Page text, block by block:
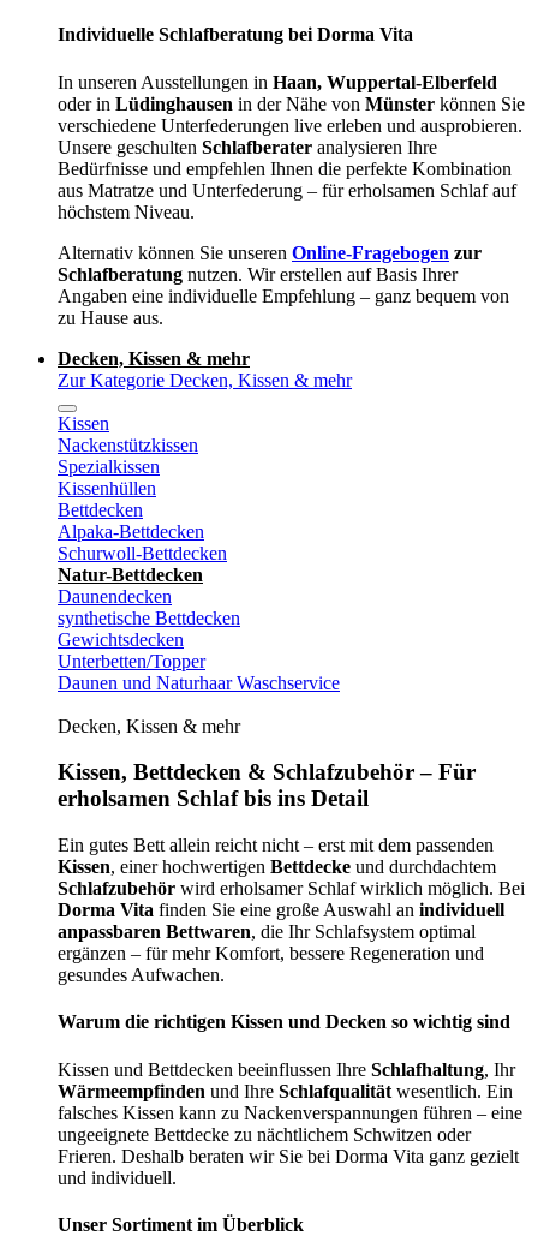
Individuelle Schlafberatung bei Dorma Vita
In unseren Ausstellungen in Haan, Wuppertal-Elberfeld
oder in Lüdinghausen in der Nähe von Münster können Sie
verschiedene Unterfederungen live erleben und ausprobieren.
Unsere geschulten Schlafberater analysieren Ihre
Bedürfnisse und empfehlen Ihnen die perfekte Kombination
aus Matratze und Unterfederung – für erholsamen Schlaf auf
höchstem Niveau.
Alternativ können Sie unseren Online-Fragebogen zur
Schlafberatung nutzen. Wir erstellen auf Basis Ihrer
Angaben eine individuelle Empfehlung – ganz bequem von
zu Hause aus.
Decken, Kissen & mehr
Zur Kategorie Decken, Kissen & mehr
Kissen
Nackenstützkissen
Spezialkissen
Kissenhüllen
Bettdecken
Alpaka-Bettdecken
Schurwoll-Bettdecken
Natur-Bettdecken
Daunendecken
synthetische Bettdecken
Gewichtsdecken
Unterbetten/Topper
Daunen und Naturhaar Waschservice
Decken, Kissen & mehr
Kissen, Bettdecken & Schlafzubehör – Für
erholsamen Schlaf bis ins Detail
Ein gutes Bett allein reicht nicht – erst mit dem passenden
Kissen, einer hochwertigen Bettdecke und durchdachtem
Schlafzubehör wird erholsamer Schlaf wirklich möglich. Bei
Dorma Vita finden Sie eine große Auswahl an individuell
anpassbaren Bettwaren, die Ihr Schlafsystem optimal
ergänzen – für mehr Komfort, bessere Regeneration und
gesundes Aufwachen.
Warum die richtigen Kissen und Decken so wichtig sind
Kissen und Bettdecken beeinflussen Ihre Schlafhaltung, Ihr
Wärmeempfinden und Ihre Schlafqualität wesentlich. Ein
falsches Kissen kann zu Nackenverspannungen führen – eine
ungeeignete Bettdecke zu nächtlichem Schwitzen oder
Frieren. Deshalb beraten wir Sie bei Dorma Vita ganz gezielt
und individuell.
Unser Sortiment im Überblick